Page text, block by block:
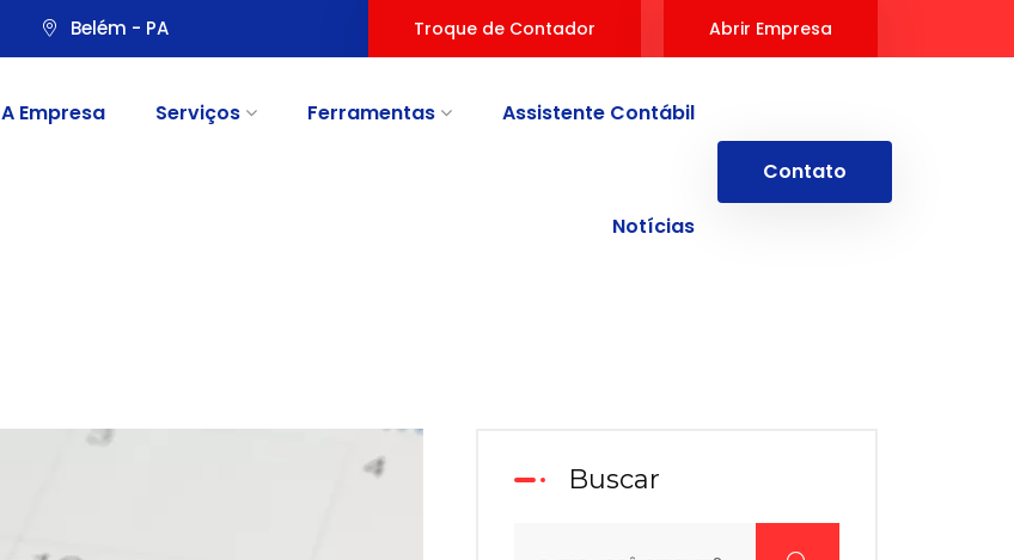
Belém - PA Troque de Contador Abrir Empresa
A Empresa Serviços Ferramentas Assistente Contábil
Notícias
Contato
Buscar